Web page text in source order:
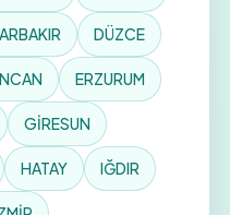
DÜZCE
ERZURUM
GİRESUN
HATAY IĞDIR